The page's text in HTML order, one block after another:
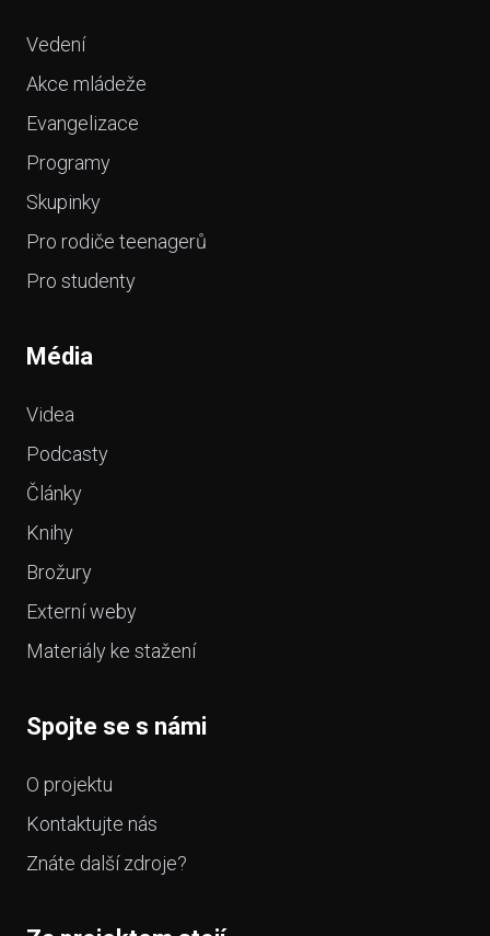
Vedení
Akce mládeže
Evangelizace
Programy
Skupinky
Pro rodiče teenagerů
Pro studenty
Média
Videa
Podcasty
Články
Knihy
Brožury
Externí weby
Materiály ke stažení
Spojte se s námi
O projektu
Kontaktujte nás
Znáte další zdroje?